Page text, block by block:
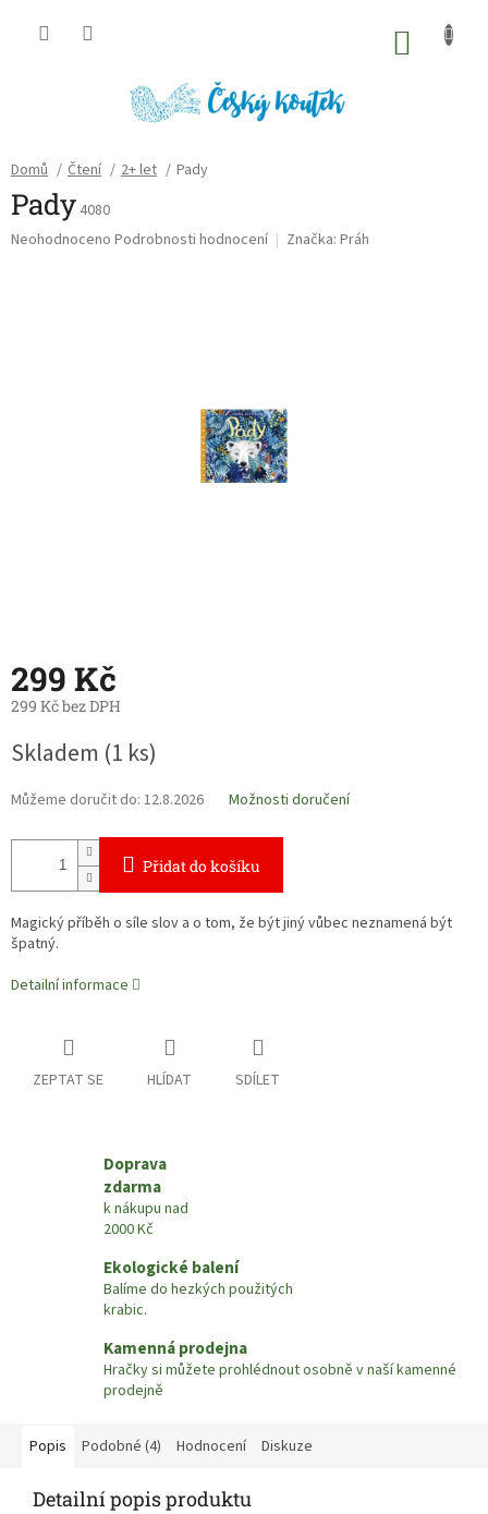
Domů / Čtení / 2+ let / Pady
Pady 4080
Průměrné
Neohodnoceno Podrobnosti hodnocení Značka: Práh
299 Kč
299 Kč bez DPH
cena:
Skladem (1 ks)
Můžeme doručit do: 12.8.2026 Možnosti doručení
Přidat do košíku
Magický příběh o síle slov a o tom, že být jiný vůbec neznamená být
špatný.
Detailní informace
ZEPTAT SE HLÍDAT SDÍLET
Doprava
zdarma
k nákupu nad
2000 Kč
Ekologické balení
Balíme do hezkých použitých
krabic.
Kamenná prodejna
Hračky si můžete prohlédnout osobně v naší kamenné
prodejně
Popis Podobné (4) Hodnocení Diskuze
Detailní popis produktu